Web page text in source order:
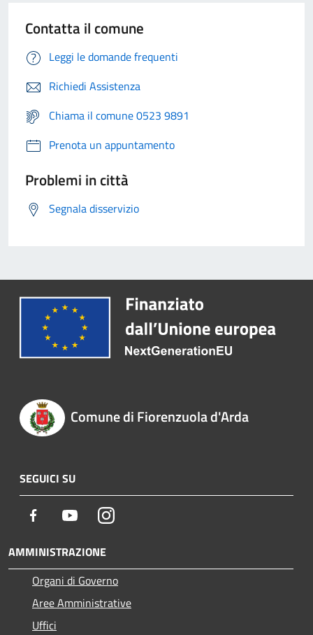
Contatta il comune
Leggi le domande frequenti
Richiedi Assistenza
Chiama il comune 0523 9891
Prenota un appuntamento
Problemi in città
Segnala disservizio
Comune di Fiorenzuola d'Arda
SEGUICI SU
Facebook YoutubeInstagram
AMMINISTRAZIONE
Organi di Governo
Aree Amministrative
Uffici